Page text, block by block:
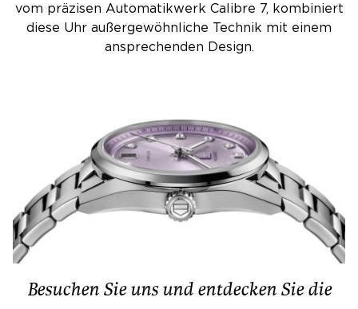
vom präzisen Automatikwerk Calibre 7, kombiniert
diese Uhr außergewöhnliche Technik mit einem
ansprechenden Design.
Besuchen Sie uns und entdecken Sie die